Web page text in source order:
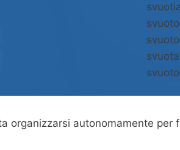
organizzarsi autonomamente per